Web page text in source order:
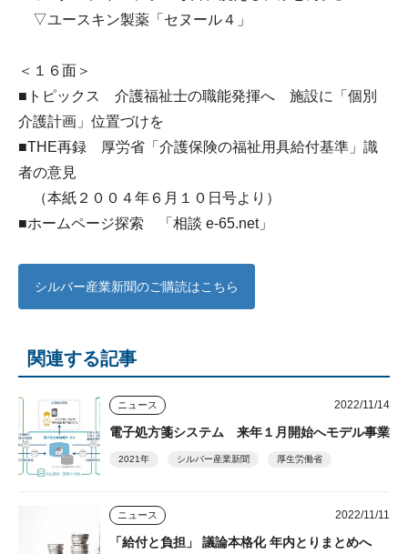
▽ユースキン製薬「セヌール４」
＜１６面＞
■トピックス 介護福祉士の職能発揮へ 施設に「個別
介護計画」位置づけを
■THE再録 厚労省「介護保険の福祉用具給付基準」識
者の意見
（本紙２００４年６月１０日号より）
■ホームページ探索 「相談 e-65.net」
シルバー産業新聞のご購読はこちら
関連する記事
ニュース 2022/11/14
電子処方箋システム 来年１月開始へモデル事業
2021年 シルバー産業新聞 厚生労働省
ニュース 2022/11/11
「給付と負担」 議論本格化 年内とりまとめへ